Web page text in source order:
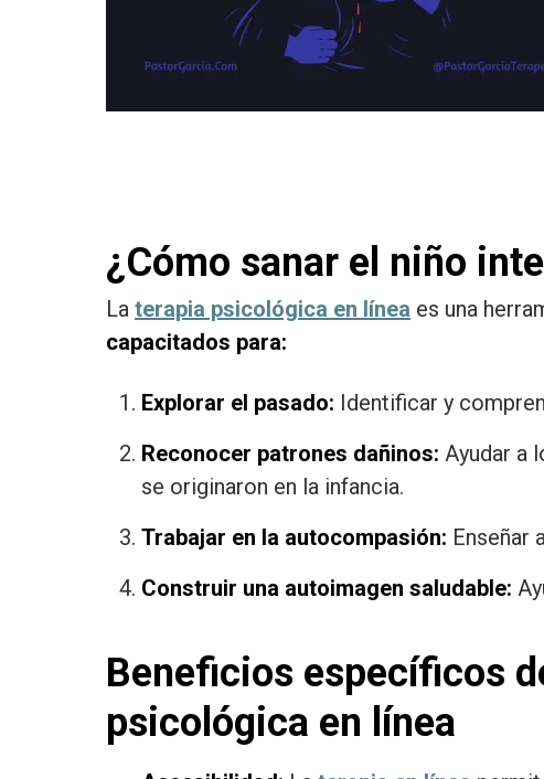
¿Cómo sanar el niño
La terapia psicológica en línea es una
capacitados para:
Explorar el pasado: Identificar y
Reconocer patrones dañinos: Ayudar a
se originaron en la infancia.
Trabajar en la autocompasión: Enseñar
Construir una autoimagen saludable:
Beneficios específicos
psicológica en línea